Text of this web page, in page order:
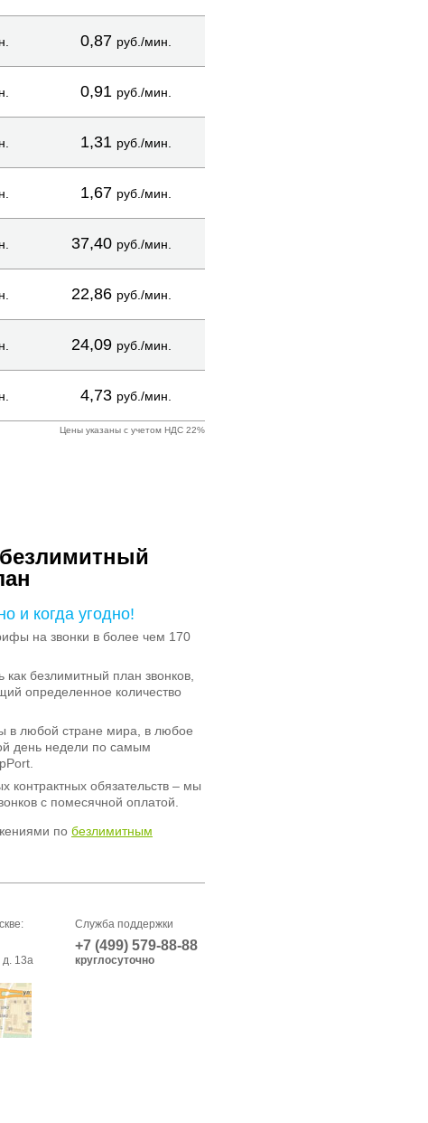
0,87 руб./мин.
0,91 руб./мин.
1,31 руб./мин.
1,67 руб./мин.
37,40 руб./мин.
22,86 руб./мин.
24,09 руб./мин.
4,73 руб./мин.
Цены указаны с учетом НДС 22%
и когда угодно!
на звонки в более чем 170
безлимитный план звонков,
определенное количество
в любой стране мира, в любое
день недели по самым
контрактных обязательств – мы
с помесячной оплатой.
по безлимитным
д. 13а
Служба поддержки
+7 (499) 579-88-88
круглосуточно